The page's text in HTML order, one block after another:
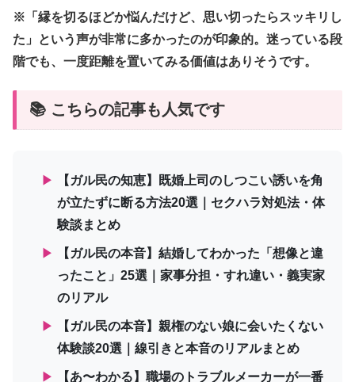
※「縁を切るほどか悩んだけど、思い切ったらスッキリし
た」という声が非常に多かったのが印象的。迷っている段
階でも、一度距離を置いてみる価値はありそうです。
📚 こちらの記事も人気です
▶
【ガル民の知恵】既婚上司のしつこい誘いを角
が立たずに断る方法20選｜セクハラ対処法・体
験談まとめ
▶
【ガル民の本音】結婚してわかった「想像と違
ったこと」25選｜家事分担・すれ違い・義実家
のリアル
▶
【ガル民の本音】親権のない娘に会いたくない
体験談20選｜線引きと本音のリアルまとめ
▶ 【あ〜わかる】職場のトラブルメーカーが一番